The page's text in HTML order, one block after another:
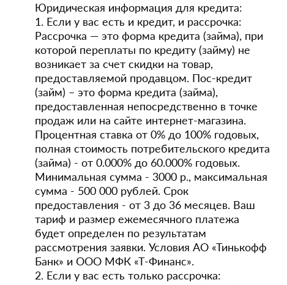
Юридическая информация для кредита:
1. Если у вас есть и кредит, и рассрочка:
Рассрочка — это форма кредита (займа), при
которой переплаты по кредиту (займу) не
возникает за счет скидки на товар,
предоставляемой продавцом. Пос-кредит
(займ) – это форма кредита (займа),
предоставленная непосредственно в точке
продаж или на сайте интернет-магазина.
Процентная ставка от 0% до 100% годовых,
полная стоимость потребительского кредита
(займа) - от 0.000% до 60.000% годовых.
Минимальная сумма - 3000 р., максимальная
сумма - 500 000 рублей. Срок
предоставления - от 3 до 36 месяцев. Ваш
тариф и размер ежемесячного платежа
будет определен по результатам
рассмотрения заявки. Условия АО «Тинькофф
Банк» и ООО МФК «Т-Финанс».
2. Если у вас есть только рассрочка: